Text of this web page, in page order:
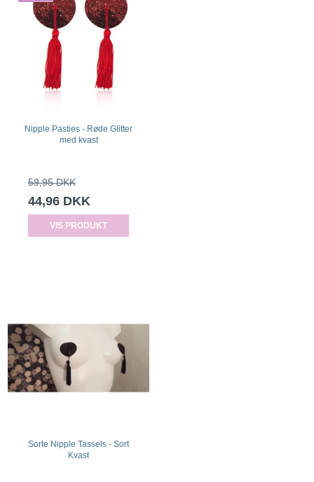
Nipple Pasties - Røde Glitter
med kvast
59,95 DKK
44,96 DKK
VIS PRODUKT
Sorte Nipple Tassels - Sort
Kvast